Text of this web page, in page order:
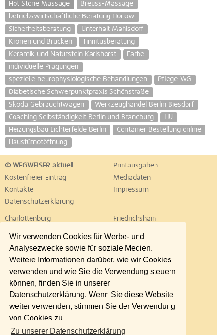
Wir verwenden Cookies für Werbe- und
Analysezwecke sowie für soziale Medien.
Weitere Informationen darüber, wie wir Cookies
verwenden und wie Sie die Verwendung steuern
können, finden Sie in unserer
Datenschutzerklärung. Wenn Sie diese Website
weiter verwenden, stimmen Sie der Verwendung
von Cookies zu.
Zu unserer Datenschutzerklärung
Hot Stone Massage
Breuss-Massage
betriebswirtschaftliche Beratung Hönow
Sicherheitsberatung
Unterhalt Mahlsdorf
Kronen und Brücken
Tinnitusberatung
Keramik und Naturstein Karlshorst
Farbe
individuelle Prägungen
spezielle neurophysiologische Behandlungen
Pflege-WG
Diabetische Schwerpunktpraxis Schönstraße
Skoda Gebrauchtwagen
Werkzeughandel Berlin Biesdorf
Coaching Selbständigkeit Berlin und Brandburg
HU
Heizungsbau Lichterfelde Berlin
Container Bestellung online
Haustürnotöffnung
© WEGWEISER aktuell
Printausgaben
Kostenfreier Eintrag
Mediadaten
Kontakte
Impressum
Datenschutzerklärung
Charlottenburg
Friedrichshain
Lichtenberg
Marzahn
Neukölln
Pankow
Reinickendorf
Schöneberg
Spandau
Steglitz
Tempelhof
Treptow
Umland Ost